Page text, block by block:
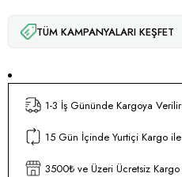
TÜM KAMPANYALARI KEŞFET
1-3 İş Gününde Kargoya Verilir
15 Gün İçinde Yurtiçi Kargo ile
3500₺ ve Üzeri Ücretsiz Kargo